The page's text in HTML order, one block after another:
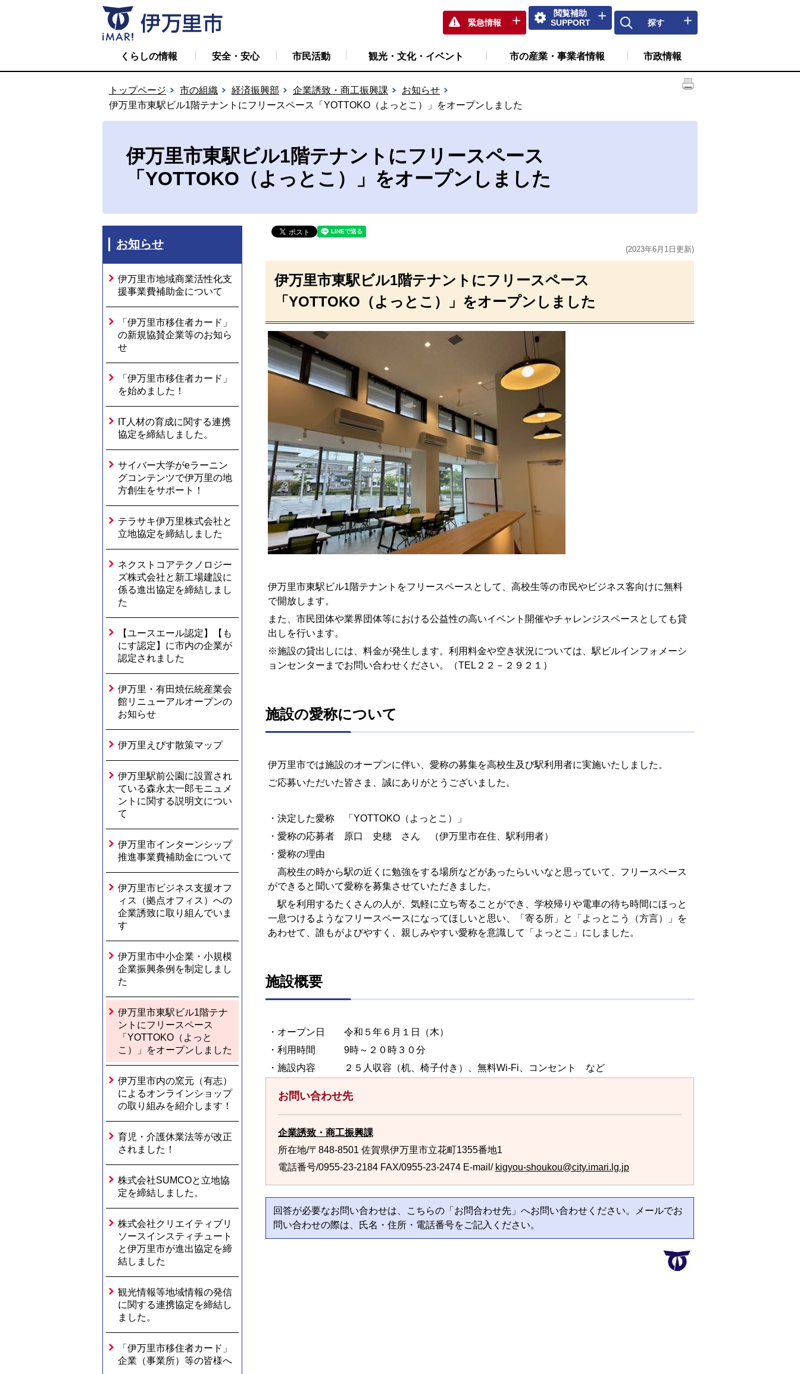
緊急情報
閲覧補助
SUPPORT
探す
くらしの情報 安全・安心 市民活動 観光・文化・イベント 市の産業・事業者情報 市政情報
トップページ 市の組織 経済振興部 企業誘致・商工振興課
お知らせ
伊万里市東駅ビル1階テナントにフリースペース「YOTTOKO（よっとこ）」をオープンしました
伊万里市東駅ビル1階テナントにフリースペース
「YOTTOKO（よっとこ）」をオープンしました
お知らせ
伊万里市地域商業活性化支
援事業費補助金について
「伊万里市移住者カード」
の新規協賛企業等のお知ら
せ
「伊万里市移住者カード」
を始めました！
IT人材の育成に関する連携
協定を締結しました。
サイバー大学がeラーニン
グコンテンツで伊万里の地
方創生をサポート！
テラサキ伊万里株式会社と
立地協定を締結しました
ネクストコアテクノロジー
ズ株式会社と新工場建設に
係る進出協定を締結しまし
た
【ユースエール認定】【も
にす認定】に市内の企業が
認定されました
伊万里・有田焼伝統産業会
館リニューアルオープンの
お知らせ
伊万里えびす散策マップ
伊万里駅前公園に設置され
ている森永太一郎モニュメ
ントに関する説明文につい
て
伊万里市インターンシップ
推進事業費補助金について
伊万里市ビジネス支援オフ
ィス（拠点オフィス）への
企業誘致に取り組んでいま
す
伊万里市中小企業・小規模
企業振興条例を制定しまし
た
伊万里市東駅ビル1階テナ
ントにフリースペース
「YOTTOKO（よっと
こ）」をオープンしました
伊万里市内の窯元（有志）
によるオンラインショップ
の取り組みを紹介します！
育児・介護休業法等が改正
されました！
株式会社SUMCOと立地協
定を締結しました。
株式会社クリエイティブリ
ソースインスティチュート
と伊万里市が進出協定を締
結しました
観光情報等地域情報の発信
に関する連携協定を締結し
ました。
「伊万里市移住者カード」
企業（事業所）等の皆様へ
(2023年6月1日更新)
伊万里市東駅ビル1階テナントにフリースペース
「YOTTOKO（よっとこ）」をオープンしました
伊万里市東駅ビル1階テナントをフリースペースとして、高校生等の市民やビジネス客向けに無料
で開放します。
また、市民団体や業界団体等における公益性の高いイベント開催やチャレンジスペースとしても貸
出しを行います。
※施設の貸出しには、料金が発生します。利用料金や空き状況については、駅ビルインフォメーシ
ョンセンターまでお問い合わせください。（TEL２２－２９２１）
施設の愛称について
伊万里市では施設のオープンに伴い、愛称の募集を高校生及び駅利用者に実施いたしました。
ご応募いただいた皆さま、誠にありがとうございました。
・決定した愛称 「YOTTOKO（よっとこ）」
・愛称の応募者 原口 史穂 さん （伊万里市在住、駅利用者）
・愛称の理由
高校生の時から駅の近くに勉強をする場所などがあったらいいなと思っていて、フリースペース
ができると聞いて愛称を募集させていただきました。
駅を利用するたくさんの人が、気軽に立ち寄ることができ、学校帰りや電車の待ち時間にほっと
一息つけるようなフリースペースになってほしいと思い、「寄る所」と「よっとこう（方言）」を
あわせて、誰もがよびやすく、親しみやすい愛称を意識して「よっとこ」にしました。
施設概要
・オープン日 令和５年６月１日（木）
・利用時間 9時～２０時３０分
・施設内容 ２５人収容（机、椅子付き）、無料Wi-Fi、コンセント など
お問い合わせ先
企業誘致・商工振興課
所在地/〒848-8501 佐賀県伊万里市立花町1355番地1
電話番号/0955-23-2184 FAX/0955-23-2474 E-mail/ kigyou-shoukou@city.imari.lg.jp
回答が必要なお問い合わせは、こちらの「お問合わせ先」へお問い合わせください。メールでお
問い合わせの際は、氏名・住所・電話番号をご記入ください。